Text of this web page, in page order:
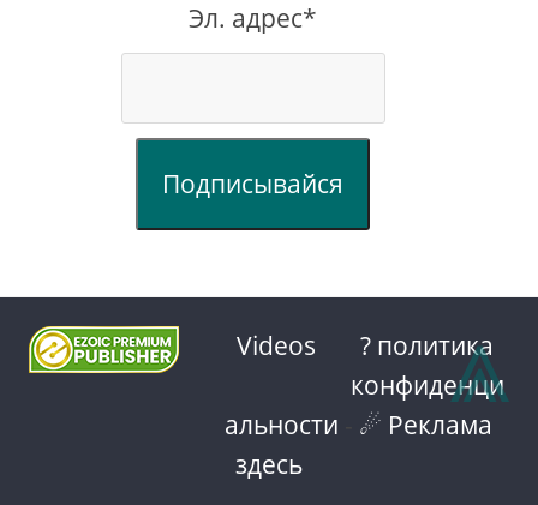
Эл. адрес*
Подписывайся
Videos
? политика
конфиденци
альности
☄ Реклама
здесь
⩓